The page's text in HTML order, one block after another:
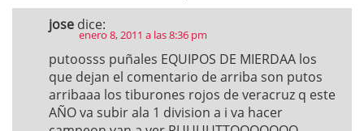
jose dice:
enero 8, 2011 a las 8:36 pm
putoosss puñales EQUIPOS DE MIERDAA los
que dejan el comentario de arriba son putos
arribaaa los tiburones rojos de veracruz q este
AÑO va subir ala 1 division a i va hacer